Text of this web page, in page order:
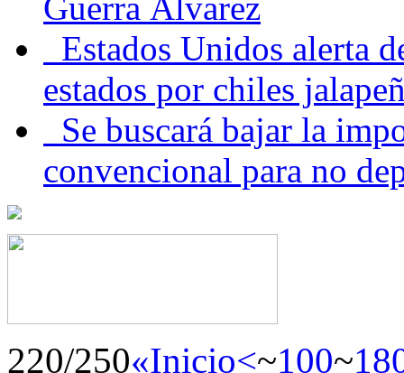
Estados Unidos alerta
estados por chiles
Se buscará bajar la
convencional para no
220/250«Inicio<~100~